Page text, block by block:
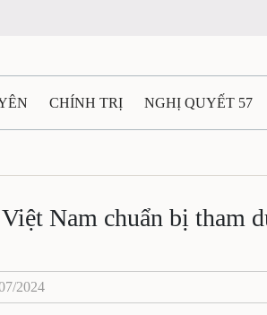
CHÍNH TRỊ NGHỊ QUYẾT 57
TÀI NGUYÊN - MÔI TRƯỜNG
THÁI NGUYÊN
Nam chuẩn bị tham
2024